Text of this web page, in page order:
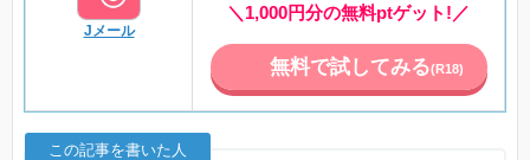
Jメール
＼1,000円分の無料ptゲット!／
無料で試してみる(R18)
この記事を書いた人